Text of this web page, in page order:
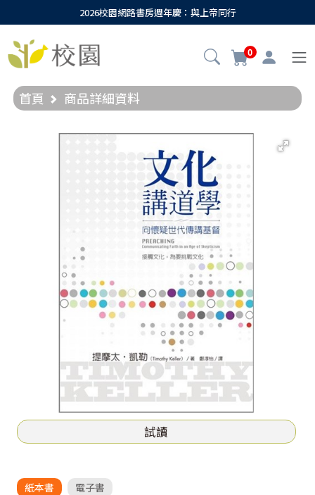
2026校園網路書房週年慶：與上帝同行
0
首頁 商品詳細資料
試讀
紙本書 電子書